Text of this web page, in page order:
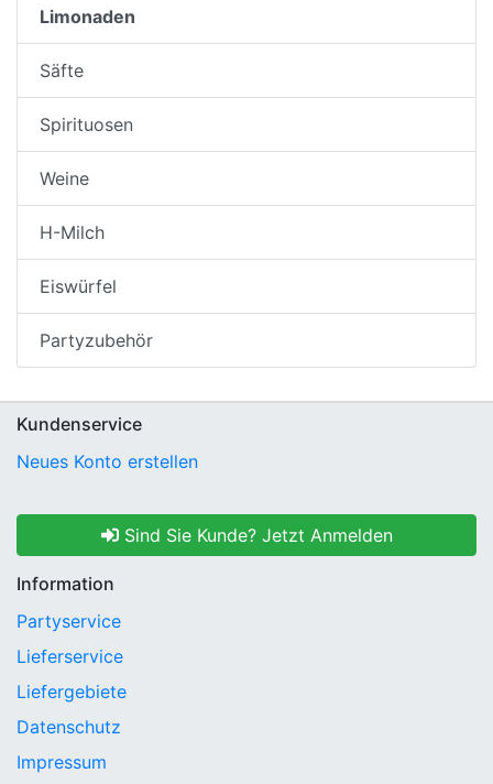
Limonaden
Säfte
Spirituosen
Weine
H-Milch
Eiswürfel
Partyzubehör
Kundenservice
Neues Konto erstellen
Sind Sie Kunde? Jetzt Anmelden
Information
Partyservice
Lieferservice
Liefergebiete
Datenschutz
Impressum